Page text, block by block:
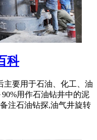
科
主要用于石油、化工、油
用作石油钻井中的泥
注石油钻探,油气井旋转